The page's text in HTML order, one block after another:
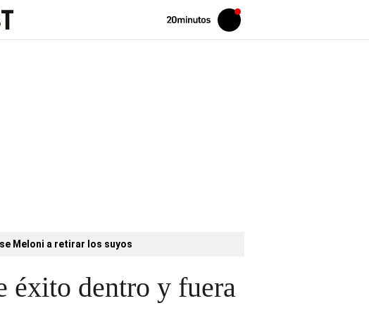
Volver
Iniciar
sesión
Meloni a retirar los suyos
éxito dentro y fuera